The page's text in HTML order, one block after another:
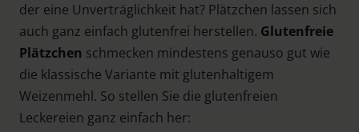
der eine Unverträglichkeit hat? Plätzchen lassen sich
auch ganz einfach glutenfrei herstellen. Glutenfreie
Plätzchen schmecken mindestens genauso gut wie
die klassische Variante mit glutenhaltigem
Weizenmehl. So stellen Sie die glutenfreien
Leckereien ganz einfach her: